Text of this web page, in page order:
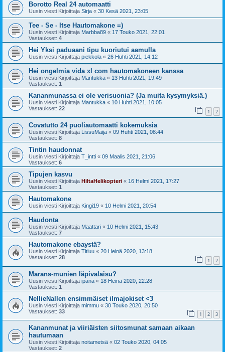
Borotto Real 24 automaatti
Uusin viesti Kirjoittaja Sirja « 30 Kesä 2021, 23:05
Tee - Se - Itse Hautomakone =)
Uusin viesti Kirjoittaja Marbba89 « 17 Touko 2021, 22:01
Vastaukset: 4
Hei Yksi paduaani tipu kuoriutui aamulla
Uusin viesti Kirjoittaja piekkola « 26 Huhti 2021, 14:12
Hei ongelmia vida xl com hautomakoneen kanssa
Uusin viesti Kirjoittaja Mantukka « 13 Huhti 2021, 19:49
Vastaukset: 1
Kananmunassa ei ole verisuonia? (Ja muita kysymyksiä.)
Uusin viesti Kirjoittaja Mantukka « 10 Huhti 2021, 10:05
Vastaukset: 22 1 2
Covatutto 24 puoliautomaatti kokemuksia
Uusin viesti Kirjoittaja LissuMaija « 09 Huhti 2021, 08:44
Vastaukset: 8
Tintin haudonnat
Uusin viesti Kirjoittaja T_intti « 09 Maalis 2021, 21:06
Vastaukset: 6
Tipujen kasvu
Uusin viesti Kirjoittaja HiltaHelikopteri « 16 Helmi 2021, 17:27
Vastaukset: 1
Hautomakone
Uusin viesti Kirjoittaja Kingi19 « 10 Helmi 2021, 20:54
Haudonta
Uusin viesti Kirjoittaja Maattari « 10 Helmi 2021, 15:43
Vastaukset: 7
Hautomakone ebaystä?
Uusin viesti Kirjoittaja Titiuu « 20 Heinä 2020, 13:18
Vastaukset: 28 1 2
Marans-munien läpivalaisu?
Uusin viesti Kirjoittaja ipana « 18 Heinä 2020, 22:28
Vastaukset: 1
NellieNallen ensimmäiset ilmajokiset <3
Uusin viesti Kirjoittaja mimmu « 30 Touko 2020, 20:50
Vastaukset: 33 1 2 3
Kananmunat ja viiriäisten siitosmunat samaan aikaan
hautumaan
Uusin viesti Kirjoittaja noitametsä « 02 Touko 2020, 04:05
Vastaukset: 2